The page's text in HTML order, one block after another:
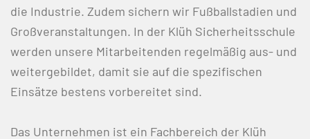
die Industrie. Zudem sichern wir Fußballstadien und
Großveranstaltungen. In der Klüh Sicherheitsschule
werden unsere Mitarbeitenden regelmäßig aus- und
weitergebildet, damit sie auf die spezifischen
Einsätze bestens vorbereitet sind.
Das Unternehmen ist ein Fachbereich der Klüh